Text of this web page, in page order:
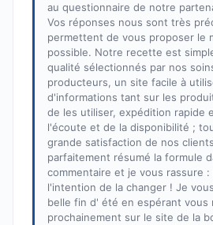
au questionnaire de notre
Vos réponses nous sont très
permettent de vous proposer le
possible. Notre recette est
qualité sélectionnés par nos
producteurs, un site facile à
d'informations tant sur les
de les utiliser, expédition rapide
l'écoute et de la disponibilité ;
grande satisfaction de nos
parfaitement résumé la formule
commentaire et je vous rassure :
l'intention de la changer ! Je
belle fin d' été en espérant vous
prochainement sur le site de la